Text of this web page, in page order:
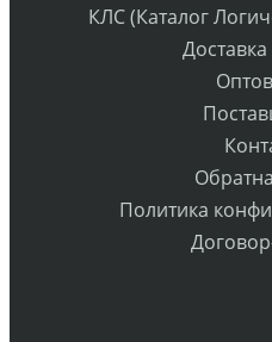
КЛС (Каталог
Политика